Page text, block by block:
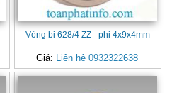
Vòng bi 628/4 ZZ - phi 4x9x4mm
Giá: Liên hệ 0932322638